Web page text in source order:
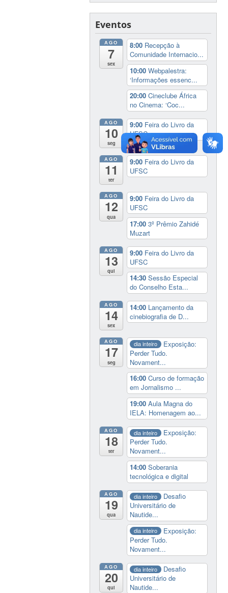
Eventos
AGO
7
sex
8:00 Recepção à
Comunidade Internacio...
10:00Webpalestra:
‘Informações essenc...
20:00Cineclube África
no Cinema: ‘Coc...
AGO
10
seg
9:00 Feira do Livro da
UFSC
AGO
11
ter
9:00 Feira do Livro da
UFSC
AGO
12
qua
9:00 Feira do Livro da
UFSC
17:003º Prêmio Zahidé
Muzart
AGO
13
qui
9:00 Feira do Livro da
UFSC
14:30Sessão Especial
do Conselho Esta...
AGO
14
sex
14:00 Lançamento da
cinebiografia de D...
AGO
17
seg
dia inteiro
Exposição:
Perder Tudo.
Novament...
16:00Curso de formação
em Jornalismo ...
19:00Aula Magna do
IELA: Homenagem ao...
AGO
18
ter
dia inteiro
Exposição:
Perder Tudo.
Novament...
14:00Soberania
tecnológica e digital
AGO
19
qua
dia inteiro
Desafio
Universitário de
Nautide...
dia inteiro
Exposição:
Perder Tudo.
Novament...
AGO
20
qui
dia inteiro
Desafio
Universitário de
Nautide...